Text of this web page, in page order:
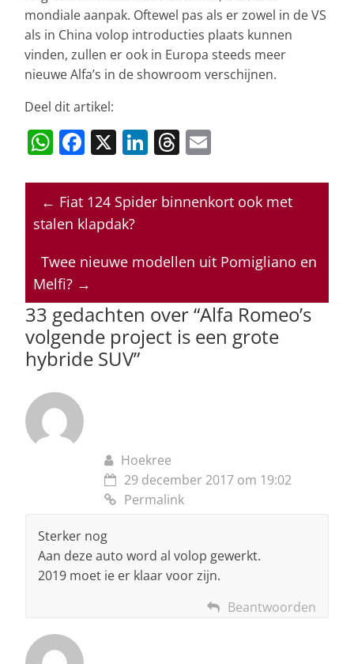
mondiale aanpak. Oftewel pas als er zowel in de VS
als in China volop introducties plaats kunnen
vinden, zullen er ook in Europa steeds meer
nieuwe Alfa’s in de showroom verschijnen.
Deel dit artikel:
W
at
s
p
p
F
c
e
b
o
o
k
X Li
k
e
n
T
re
a
s
ai
l
← Fiat 124 Spider binnenkort ook met
stalen klapdak?
Twee nieuwe modellen uit Pomigliano en
Melfi? →
33 gedachten over “Alfa Romeo’s
volgende project is een grote
hybride SUV”
Hoekree
29 december 2017 om 19:02
Permalink
Sterker nog
Aan deze auto word al volop gewerkt.
2019 moet ie er klaar voor zijn.
Beantwoorden